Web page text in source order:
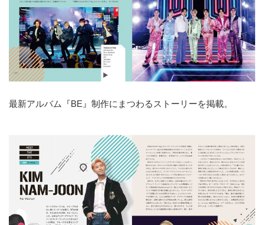
最新アルバム『BE』制作にまつわるストーリーを掲載。